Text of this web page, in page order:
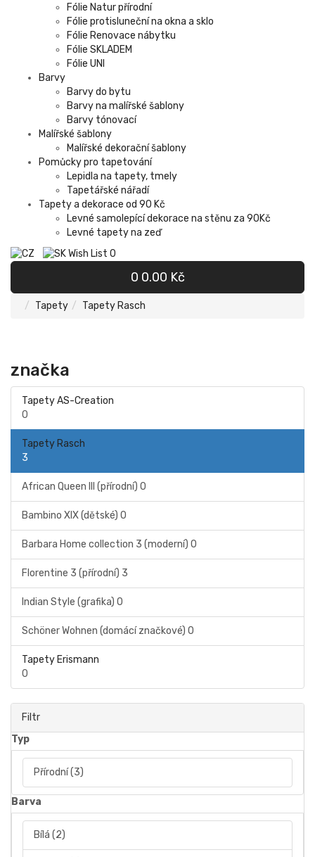
Fólie Natur přírodní
Fólie protisluneční na okna a sklo
Fólie Renovace nábytku
Fólie SKLADEM
Fólie UNI
Barvy
Barvy do bytu
Barvy na malířské šablony
Barvy tónovací
Malířské šablony
Malířské dekorační šablony
Pomůcky pro tapetování
Lepidla na tapety, tmely
Tapetářské nářadí
Tapety a dekorace od 90 Kč
Levné samolepící dekorace na stěnu za 90Kč
Levné tapety na zeď
Wish List 0
0 0.00 Kč
Tapety Tapety Rasch
značka
Tapety AS-Creation
0
Tapety Rasch
3
African Queen III (přírodní) 0
Bambino XIX (dětské) 0
Barbara Home collection 3 (moderní) 0
Florentine 3 (přírodní) 3
Indian Style (grafika) 0
Schöner Wohnen (domácí značkové) 0
Tapety Erismann
0
Filtr
Typ
Přírodní(3)
Barva
Bílá (2)